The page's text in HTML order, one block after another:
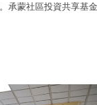
承蒙社區投資共享基金